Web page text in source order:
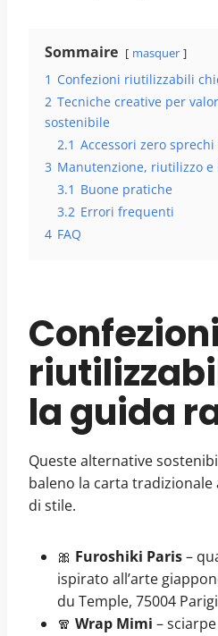
Sommaire masquer
1 Confezioni riutilizzabili
2 Tecniche creative per
sostenibile
2.1 Accessori zero
3 Manutenzione, riutilizzo
3.1 Buone pratiche
3.2 Errori frequenti
4 FAQ
Confezioni
la guida
Queste alternative
baleno la carta
di stile.
🎀 Furoshiki Paris–
ispirato all’arte
du Temple, 75004 Parigi
🧣 Wrap Mimi –